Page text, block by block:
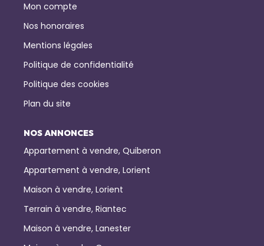
Mon compte
Nos honoraires
Mentions légales
Politique de confidentialité
Politique des cookies
Plan du site
NOS ANNONCES
Appartement à vendre, Quiberon
Appartement à vendre, Lorient
Maison à vendre, Lorient
Terrain à vendre, Riantec
Maison à vendre, Lanester